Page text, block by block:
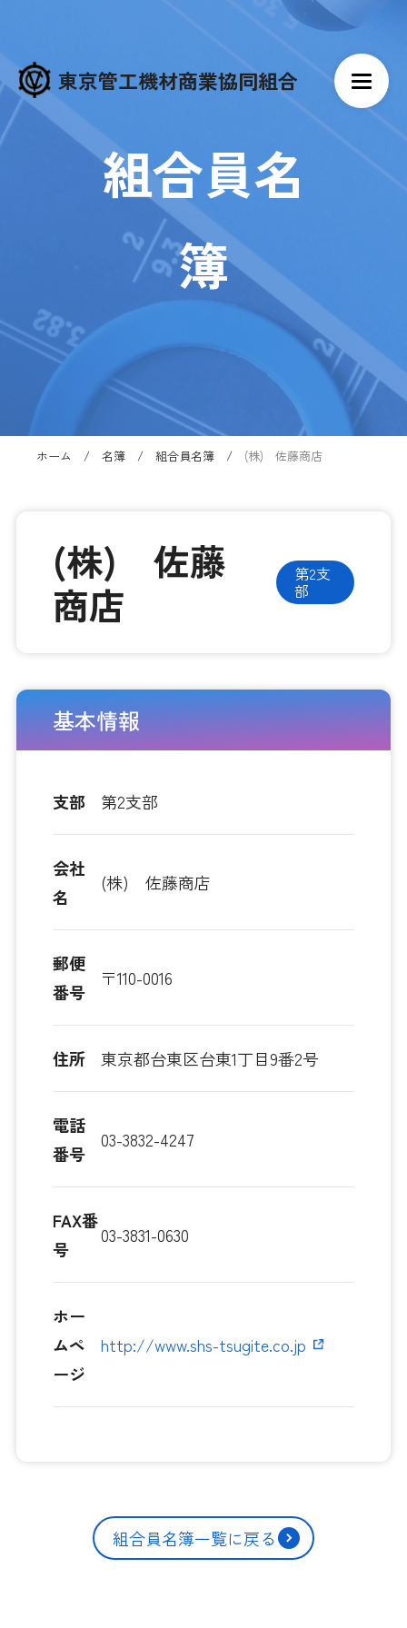
東京管工機材商業協同組合
組合員名
簿
ホーム 名簿 組合員名簿 (株) 佐藤商店
(株) 佐藤
商店
第2支
部
基本情報
支部 第2支部
会社
名
(株) 佐藤商店
郵便
番号
〒110-0016
住所 東京都台東区台東1丁目9番2号
電話
番号
03-3832-4247
FAX番
号
03-3831-0630
ホー
ムペ
ージ
http://www.shs-tsugite.co.jp
組合員名簿一覧に戻る